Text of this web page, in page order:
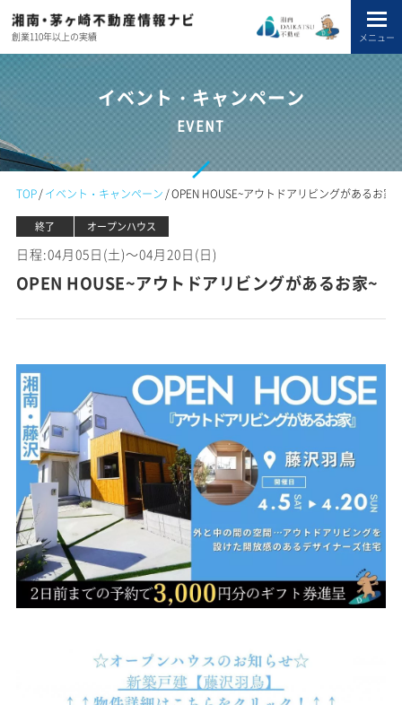
創業110年以上の実績 メニュー
イベント・キャンペーン
EVENT
TOP イベント・キャンペーン OPEN HOUSE~アウトドアリビングがあるお家~
終了 オープンハウス
日程:04月05日(土)～04月20日(日)
OPEN HOUSE~アウトドアリビングがあるお家~